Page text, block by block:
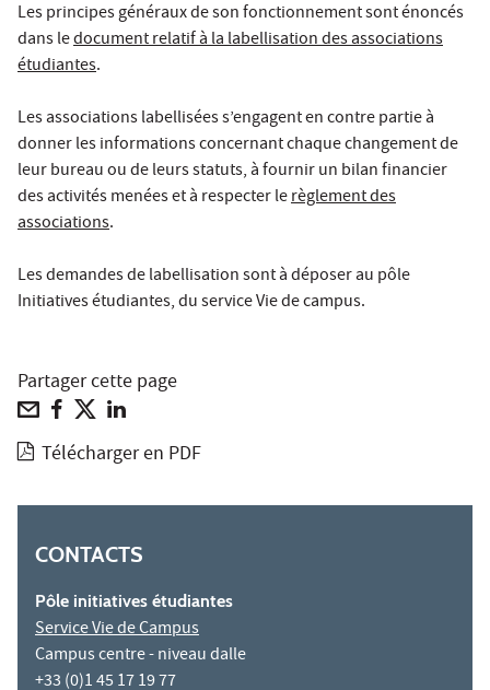
Les principes généraux de son fonctionnement sont énoncés
dans ledocument relatif à la labellisation des associations
étudiantes.
Les associations labellisées s’engagent en contre partie à
donner les informations concernant chaque changement de
leur bureau ou de leurs statuts, à fournir un bilan financier
des activités menées et à respecter lerèglement des
associations.
Les demandes de labellisation sont à déposer au pôle
Initiatives étudiantes, du service Vie de campus.
Partager cette page
Télécharger en PDF
CONTACTS
Pôle initiatives étudiantes
Service Vie de Campus
Campus centre - niveau dalle
+33 (0)1 45 17 19 77